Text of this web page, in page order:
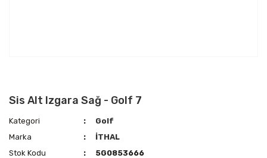
Sis Alt Izgara Sağ - Golf 7
Kategori
Golf
Marka
İTHAL
Stok Kodu
5G0853666